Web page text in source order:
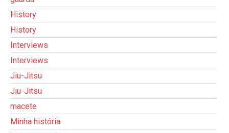
History
History
Interviews
Interviews
Jiu-Jitsu
Jiu-Jitsu
macete
Minha história